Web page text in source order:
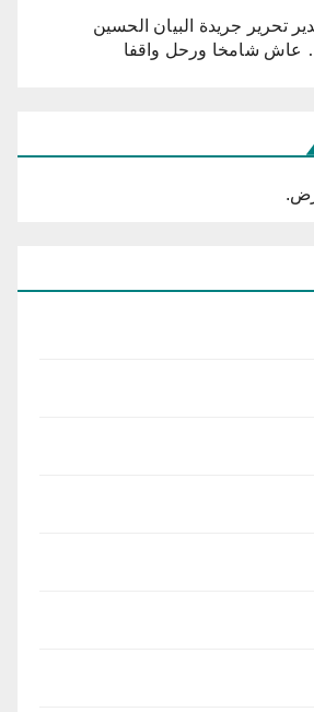
لوفاة مدير تحرير جريدة البيان الحسين
عاش شامخا ورحل واقفا